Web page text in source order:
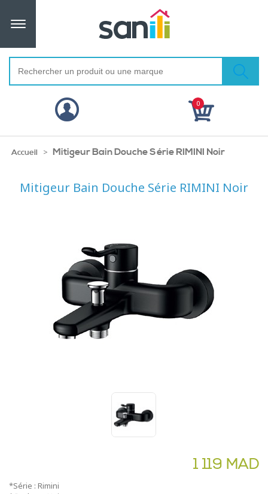
0
Accueil > Mitigeur Bain Douche Série RIMINI Noir
Mitigeur Bain Douche Série RIMINI Noir
1 119 MAD
*Série : Rimini